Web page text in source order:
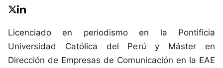
Licenciado en periodismo en la Pontificia
Universidad Católica del Perú y Máster en
Dirección de Empresas de Comunicación en la EAE